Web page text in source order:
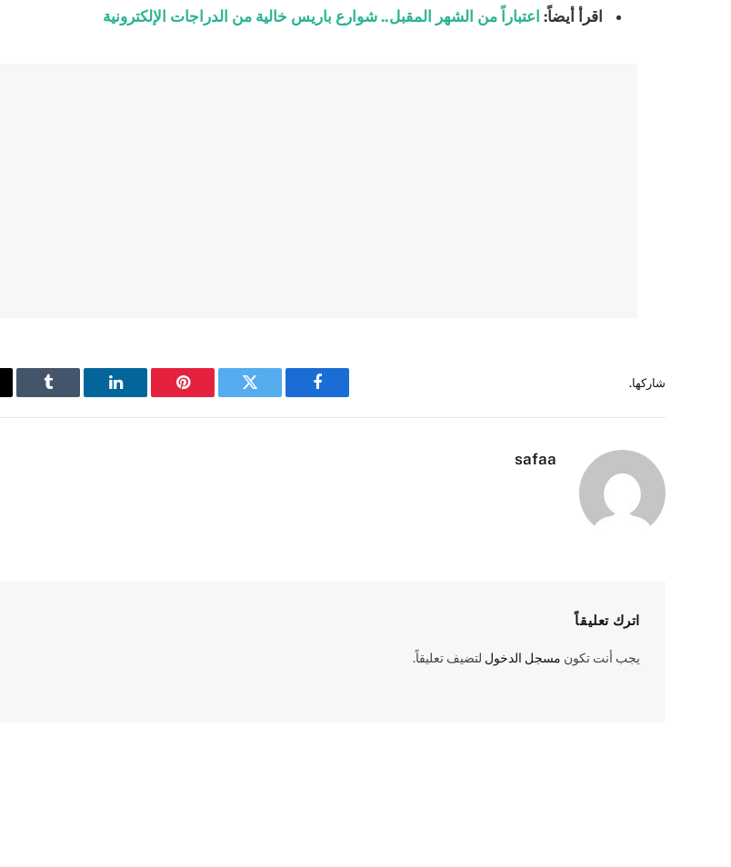
اقرأ أيضاً: اعتباراً من الشهر المقبل.. شوارع باريس خالية من الدراجات الإلكترونية
شاركها.
فيسبوك تويتر بينتيريستلينكدإن Tumblr
safaa
اترك تعليقاً
يجب أنت تكون مسجل الدخول لتضيف تعليقاً.